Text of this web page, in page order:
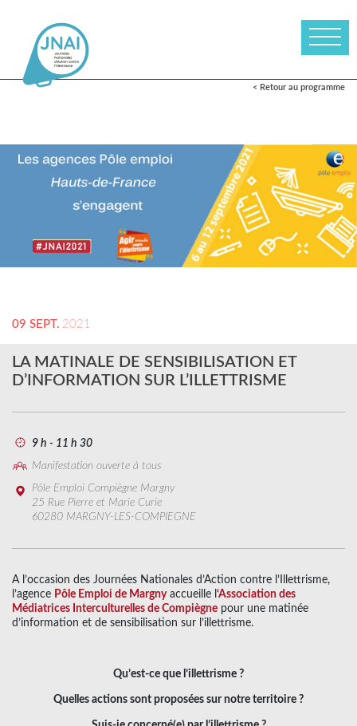
< Retour au programme
09 SEPT. 2021
LA MATINALE DE SENSIBILISATION ET
D’INFORMATION SUR L’ILLETTRISME
9 h - 11 h 30
Manifestation ouverte à tous
Pôle Emploi Compiègne Margny
25 Rue Pierre et Marie Curie
60280 MARGNY-LES-COMPIEGNE
A l’occasion des Journées Nationales d’Action contre l’Illettrisme,
l’agence Pôle Emploi de Margny accueille l ‘Association des
Médiatrices Interculturelles de Compiègne pour une matinée
d’information et de sensibilisation sur l’illettrisme.
Qu’est-ce que l’illettrisme ?
Quelles actions sont proposées sur notre territoire ?